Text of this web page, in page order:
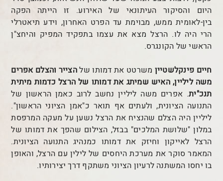
היום והסיקור העיתונאי של האירוע. זו הייתה הפקה
בין-לאומית ממש, מבוימת עד הפרט האחרון, וידע תיאטרלי
הרי היה לו. הרצל מצא את עצמו בתפקיד המפיק והיחצ"ן
הראשי של הקונגרס.
חיים פינקלשטיין משרטט את דמותו שלהצייר והצלם אפרים
משה ליליין, האיש שמיתג את דמותו של הרצל כדמות מיתית
תנכ"ית. אפרים משה ליליין נחשב לרוב כאמן הראשון של
התנועה הציונית, ולעתים אף תואר כ"אמן הציוני הראשון".
ליליין היה הצלם שהנציח את הרצל נשען על מעקה המרפסת
במלון "שלושת המלכים" בבזל, הצילום שהפך את דמותו של
הרצל לאייקון וחיזק את דמותו כמנהיג התנועה הציונית.
המאמר סוקר את מערכת היחסים של לילין עם הרצל, והאופן
בו יחסו המשתנה לרעיון הציוני משתקף דרך יצירותיו.